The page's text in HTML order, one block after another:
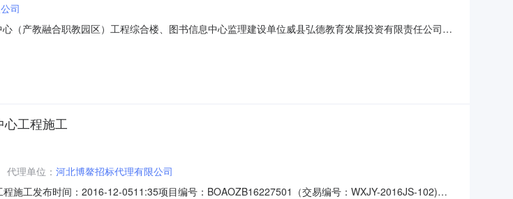
司
（产教融合职教园区）工程综合楼、图书信息中心监理建设单位威县弘德教育发展投资有限责任公司工
资格后审合同估算价69.4（万元）资格审查必要合格条件本次招标要求具备独立法人资格，建设行政主
工程施工
代理单位： 河北博鳌招标代理有限公司
施工发布时间：2016-12-0511:35项目编号：BOAOZB16227501（交易编号：WXJY-2016JS-102)公